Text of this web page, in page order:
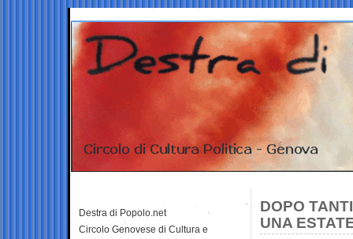
DOPO
UNA
Destra di Popolo.net
Circolo Genovese di Cultura e